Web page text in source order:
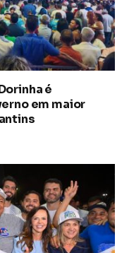
é
em maior